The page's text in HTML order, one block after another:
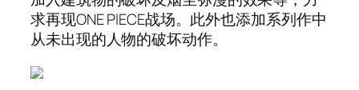
求再现ONE PIECE战场。此外也添加系列作中
从未出现的人物的破坏动作。